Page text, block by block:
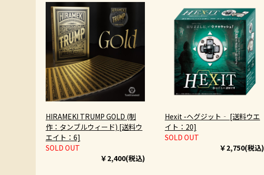
HIRAMEKI TRUMP GOLD (制
作：タンブルウィード) [送料ウ
エイト：6]
SOLD OUT
￥2,400(税込)
Hexit -ヘグジット‐ [送料ウエ
イト：20]
SOLD OUT
￥2,750(税込)